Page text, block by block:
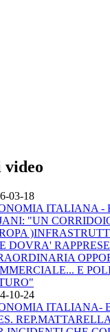
03-18
ITALIANA -
"UN
DOVRA'
E
10-24
ITALIANA-